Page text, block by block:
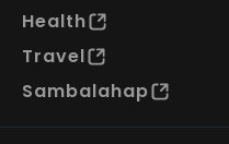
Health
Travel
Sambalahap